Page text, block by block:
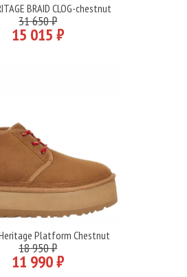
Подробнее
BRAID CLOG-chestnut
31 650 ₽
15 015 ₽
Подробнее
Platform Chestnut
18 950 ₽
11 990 ₽